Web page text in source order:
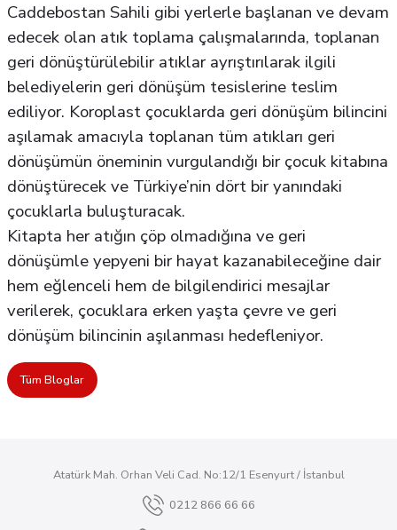
Caddebostan Sahili gibi yerlerle başlanan ve devam
edecek olan atık toplama çalışmalarında, toplanan
geri dönüştürülebilir atıklar ayrıştırılarak ilgili
belediyelerin geri dönüşüm tesislerine teslim
ediliyor. Koroplast çocuklarda geri dönüşüm bilincini
aşılamak amacıyla toplanan tüm atıkları geri
dönüşümün öneminin vurgulandığı bir çocuk kitabına
dönüştürecek ve Türkiye’nin dört bir yanındaki
çocuklarla buluşturacak.
Kitapta her atığın çöp olmadığına ve geri
dönüşümle yepyeni bir hayat kazanabileceğine dair
hem eğlenceli hem de bilgilendirici mesajlar
verilerek, çocuklara erken yaşta çevre ve geri
dönüşüm bilincinin aşılanması hedefleniyor.
Tüm Bloglar
Atatürk Mah. Orhan Veli Cad. No:12/1 Esenyurt / İstanbul
0212 866 66 66